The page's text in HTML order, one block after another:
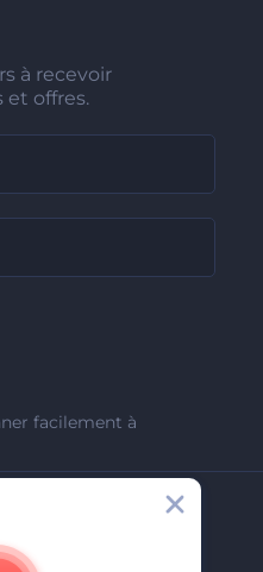
à recevoir
et offres.
facilement à